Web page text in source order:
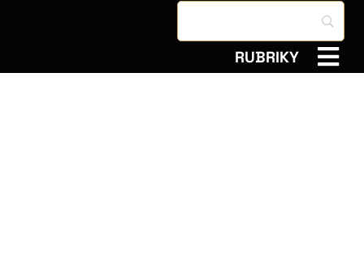
RUBRIKY